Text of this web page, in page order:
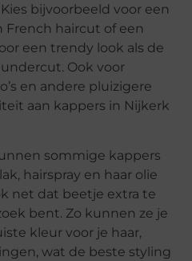
bijvoorbeeld voor een
French haircut of een
een trendy look als de
Ook voor
en andere pluizigere
aan kappers in Nijkerk
sommige kappers
hairspray en haar olie
net dat beetje extra te
bent. Zo kunnen ze je
kleur voor je haar,
wat de beste styling